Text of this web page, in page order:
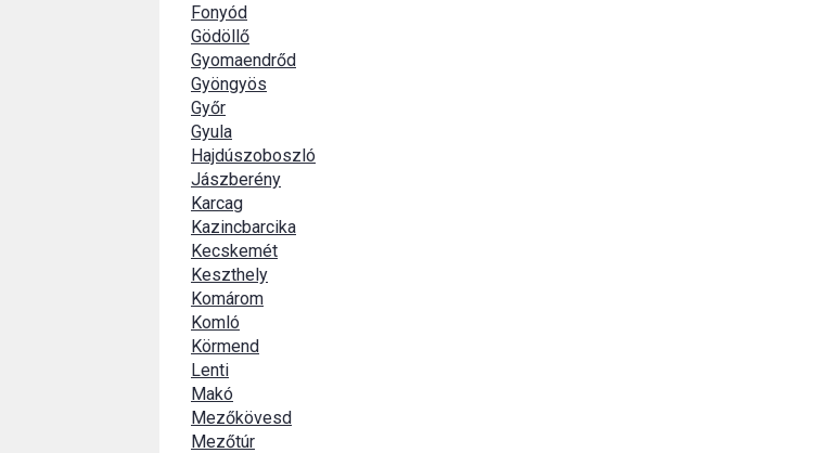
Fonyód
Gödöllő
Gyomaendrőd
Gyöngyös
Győr
Gyula
Hajdúszoboszló
Jászberény
Karcag
Kazincbarcika
Kecskemét
Keszthely
Komárom
Komló
Körmend
Lenti
Makó
Mezőkövesd
Mezőtúr